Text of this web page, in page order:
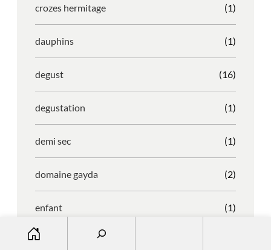
crozes hermitage (1)
dauphins (1)
degust (16)
degustation (1)
demi sec (1)
domaine gayda (2)
enfant (1)
entreprise